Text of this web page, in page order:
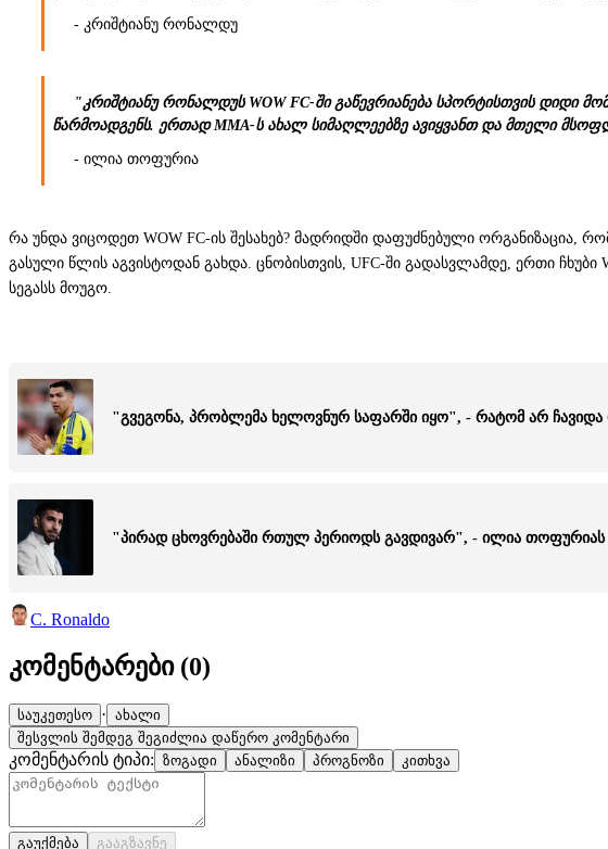
- კრიშტიანუ რონალდუ
"კრიშტიანუ რონალდუს WOW FC-ში გაწევრიანება სპორტისთვის დიდი
წარმოადგენს. ერთად MMA-ს ახალ სიმაღლეებზე ავიყვანთ და მთელი
- ილია თოფურია
რა უნდა ვიცოდეთ WOW FC-ის შესახებ? მადრიდში დაფუძნებული ორგანიზაცია,
გასული წლის აგვისტოდან გახდა. ცნობისთვის, UFC-ში გადასვლამდე, ერთი
სეგასს მოუგო.
"გვეგონა, პრობლემა ხელოვნურ საფარში იყო", - რატომ არ ჩავიდა
"პირად ცხოვრებაში რთულ პერიოდს გავდივარ", - ილია თოფურიას
C. Ronaldo
კომენტარები (0)
საუკეთესო · ახალი
შესვლის შემდეგ შეგიძლია დაწერო კომენტარი
კომენტარის ტიპი: ზოგადი ანალიზი პროგნოზი კითხვა
გაუქმება გააგზავნე